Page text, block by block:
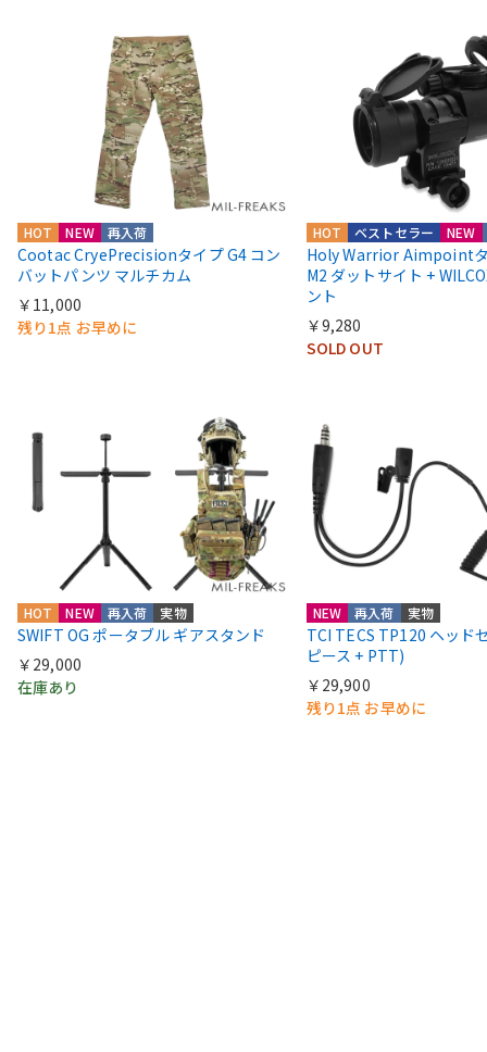
HOT NEW 再入荷
Cootac CryePrecisionタイプ G4 コン
バットパンツ マルチカム
￥11,000
残り1点 お早めに
HOT NEW
ベストセラー
Holy Warrior Aimpoint
M2 ダットサイト +
ント
￥9,280
SOLD OUT
HOT NEW 再入荷 実物
SWIFT OG ポータブル ギアスタンド
￥29,000
在庫あり
NEW 再入荷 実物
TCI TECS TP120 ヘッド
ピース + PTT)
￥29,900
残り1点 お早めに